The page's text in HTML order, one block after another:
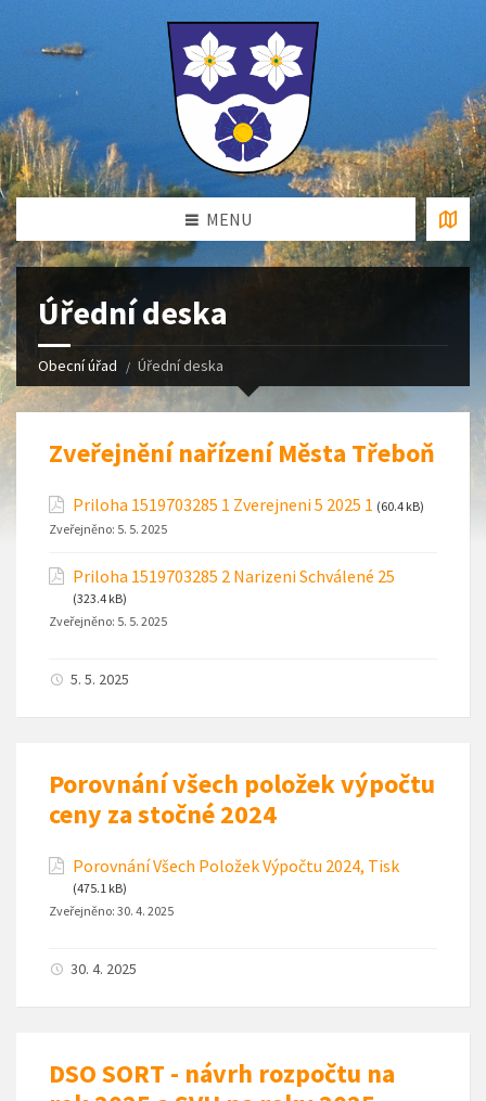
MENU
Úřední deska
Obecní úřad Úřední deska
Zveřejnění nařízení Města Třeboň
Priloha 1519703285 1 Zverejneni 5 2025 1 (60.4 kB)
Zveřejněno: 5. 5. 2025
Priloha 1519703285 2 Narizeni Schválené 25
(323.4 kB)
Zveřejněno: 5. 5. 2025
5. 5. 2025
Porovnání všech položek výpočtu
ceny za stočné 2024
Porovnání Všech Položek Výpočtu 2024, Tisk
(475.1 kB)
Zveřejněno: 30. 4. 2025
30. 4. 2025
DSO SORT - návrh rozpočtu na